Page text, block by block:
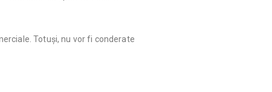
Totuși, nu vor fi conderate